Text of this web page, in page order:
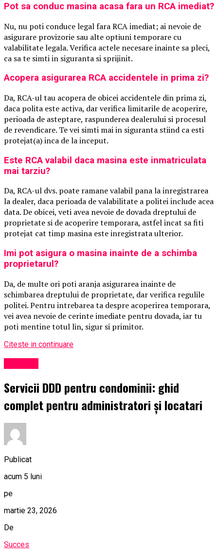
Pot sa conduc masina acasa fara un RCA imediat?
Nu, nu poti conduce legal fara RCA imediat; ai nevoie de
asigurare provizorie sau alte optiuni temporare cu
valabilitate legala. Verifica actele necesare inainte sa pleci,
ca sa te simti in siguranta si sprijinit.
Acopera asigurarea RCA accidentele in prima zi?
Da, RCA-ul tau acopera de obicei accidentele din prima zi,
daca polita este activa, dar verifica limitarile de acoperire,
perioada de asteptare, raspunderea dealerului si procesul
de revendicare. Te vei simti mai in siguranta stiind ca esti
protejat(a) inca de la inceput.
Este RCA valabil daca masina este inmatriculata
mai tarziu?
Da, RCA-ul dvs. poate ramane valabil pana la inregistrarea
la dealer, daca perioada de valabilitate a politei include acea
data. De obicei, veti avea nevoie de dovada dreptului de
proprietate si de acoperire temporara, astfel incat sa fiti
protejat cat timp masina este inregistrata ulterior.
Imi pot asigura o masina inainte de a schimba
proprietarul?
Da, de multe ori poti aranja asigurarea inainte de
schimbarea dreptului de proprietate, dar verifica regulile
politei. Pentru intrebarea ta despre acoperirea temporara,
vei avea nevoie de cerinte imediate pentru dovada, iar tu
poti mentine totul lin, sigur si primitor.
Citeste in continuare
Servicii DDD pentru condominii: ghid
complet pentru administratori și locatari
Publicat
acum 5 luni
pe
martie 23, 2026
De
Succes